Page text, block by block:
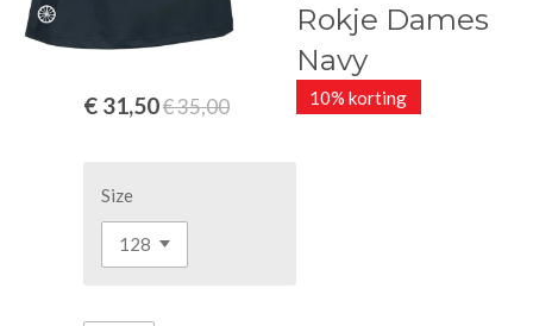
Rokje Dames
Navy
10% korting
€ 31,50€ 35,00
Size